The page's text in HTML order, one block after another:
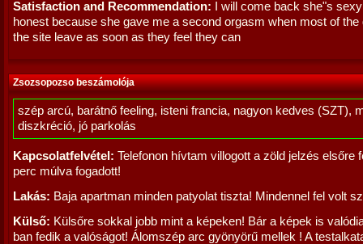
Satisfaction and Recommendation: I will come back she"s
honest because she gave me a second orgasm when most of the
the site leave as soon as they feel they can
Zsozsopozso beszámolója
szép arcú, barátnő feeling, isteni francia, nagyon kedves (SZT),
diszkréció, jó parkolás
Kapcsolatfelvétel: Telefonon hívtam villogott a zöld jelzés elsőre
perc múlva fogadott!
Lakás: Baja apartman minden patyolat tiszta! Mindennel fel volt
Külső: Külsőre sokkal jobb mint a képeken! Bár a képek is
ban fedik a valóságot! Álomszép arc gyönyörű mellek ! A